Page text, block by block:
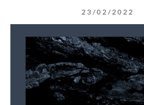
23/02/2022